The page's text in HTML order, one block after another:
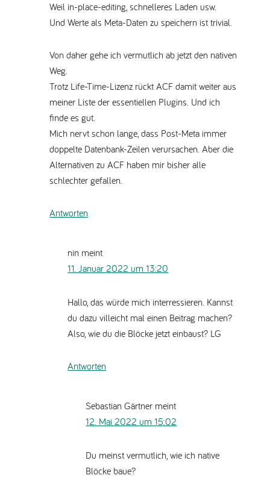
Weil in-place-editing, schnelleres Laden usw.
Und Werte als Meta-Daten zu speichern ist trivial.
Von daher gehe ich vermutlich ab jetzt den nativen
Weg.
Trotz Life-Time-Lizenz rückt ACF damit weiter aus
meiner Liste der essentiellen Plugins. Und ich
finde es gut.
Mich nervt schon lange, dass Post-Meta immer
doppelte Datenbank-Zeilen verursachen. Aber die
Alternativen zu ACF haben mir bisher alle
schlechter gefallen.
Antworten
nin meint
11. Januar 2022 um 13:20
Hallo, das würde mich interressieren. Kannst
du dazu villeicht mal einen Beitrag machen?
Also, wie du die Blöcke jetzt einbaust? LG
Antworten
Sebastian Gärtner meint
12. Mai 2022 um 15:02
Du meinst vermutlich, wie ich native
Blöcke baue?